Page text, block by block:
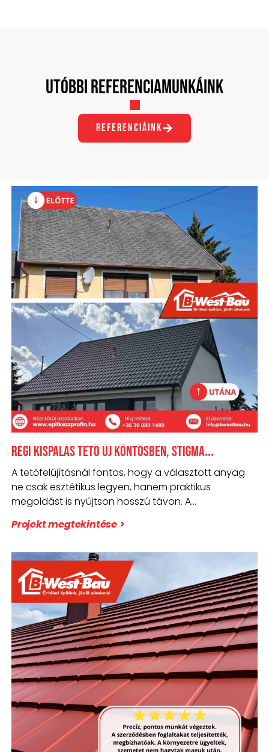
Utóbbi Referenciamunkáink
referenciáink
Régi kispalás tető új köntösben, Stigma
cserepeslemezzel
A tetőfelújításnál fontos, hogy a választott anyag
ne csak esztétikus legyen, hanem praktikus
megoldást is nyújtson hosszú távon. A
Projekt megtekintése >